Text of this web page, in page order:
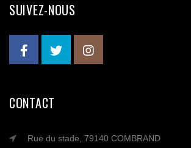
SUIVEZ-NOUS
CONTACT
Rue du stade, 79140 COMBRAND